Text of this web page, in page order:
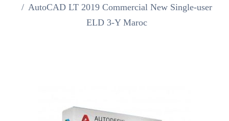
AutoCAD LT 2019 Commercial New Single-user
ELD 3-Y Maroc